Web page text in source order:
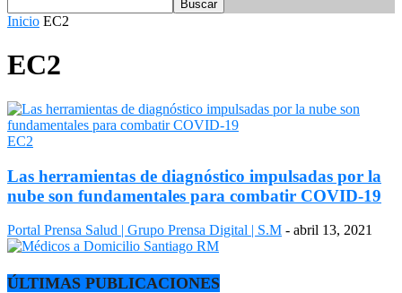
Inicio EC2
EC2
EC2
Las herramientas de diagnóstico impulsadas por la
nube son fundamentales para combatir COVID-19
Portal Prensa Salud | Grupo Prensa Digital | S.M - abril 13, 2021
ÚLTIMAS PUBLICACIONES